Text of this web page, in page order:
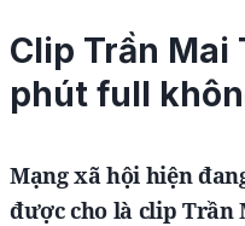
Clip Trần Mai
phút full
Mạng xã hội hiện
được cho là clip Trần